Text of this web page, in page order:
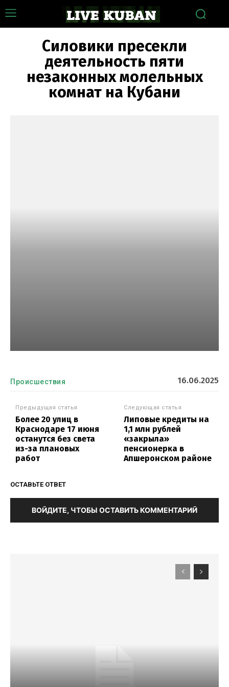
Силовики пресекли
деятельность пяти
незаконных молельных
комнат на Кубани
Происшествия 16.06.2025
Предыдущая статья
Более 20 улиц в
Краснодаре 17 июня
останутся без света
из-за плановых
работ
Следующая статья
Липовые кредиты на
1,1 млн рублей
«закрыла»
пенсионерка в
Апшеронском районе
ОСТАВЬТЕ ОТВЕТ
ВОЙДИТЕ, ЧТОБЫ ОСТАВИТЬ КОММЕНТАРИЙ